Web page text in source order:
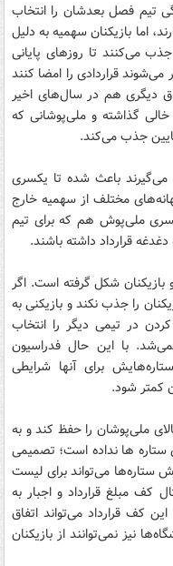
تیم فصل بعدشان را انتخاب
اما بازیکنان سهمیه به دلیل
می‌کنند تا روزهای پایانی
می‌شوند قراردادی را امضا کنند
دیگری هم در سال‌های اخیر
خالی گذاشته و ملی‌پوشانی که
جذب می‌کند.
می‌گیرند باعث شده تا یکسری
مختلف از سهمیه خارج
یکسری ملی‌پوش هم که برای تیم
قرارداد داشته باشند.
شکل گرفته است. اگر
را جذب نکند و بازیکنی به
در تیمی دیگر را انتخاب
با این حال فدراسیون
برای آنها شرایطی
کمتر شود.
ملی‌پوشان را حفظ کند و به
ستاره ها نداده است؛ تصمیمی
ستاره‌ها می‌تواند برای لیست
کف مبلغ قرارداد و اجبار به
کف قرارداد می‌تواند اتفاق
نیز نمی‌توانند از بازیکنان